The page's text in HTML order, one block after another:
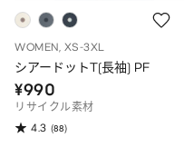
WOMEN, XS-3XL
シアードットT(長袖) PF
¥990
リサイクル素材
4.3 (88)